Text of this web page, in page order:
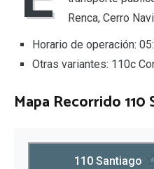
Renca, Cerro
Horario de operación:
Otras variantes: 110c
Mapa Recorrido 110